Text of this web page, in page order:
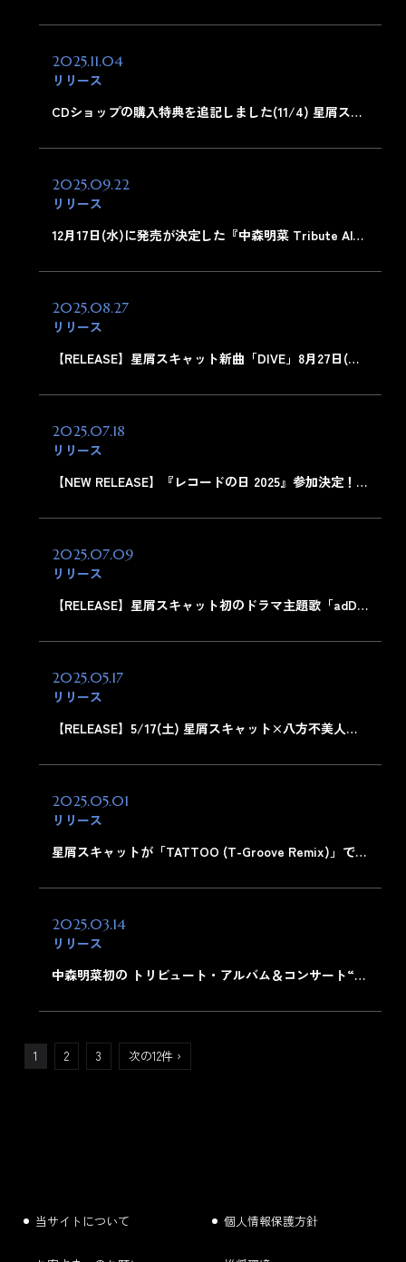
2025.11.04
リリース
CDショップの購入特典を追記しました(11/4) 星屑ス…
2025.09.22
リリース
12月17日(水)に発売が決定した『中森明菜 Tribute Al…
2025.08.27
リリース
【RELEASE】星屑スキャット新曲「DIVE」8月27日(…
2025.07.18
リリース
【NEW RELEASE】『レコードの日 2025』参加決定！…
2025.07.09
リリース
【RELEASE】星屑スキャット初のドラマ主題歌「adD…
2025.05.17
リリース
【RELEASE】5/17(土) 星屑スキャット×八方不美人…
2025.05.01
リリース
星屑スキャットが「TATTOO (T-Groove Remix)」で…
2025.03.14
リリース
中森明菜初の トリビュート・アルバム＆コンサート“…
1 2 3 次の12件 ›
当サイトについて 個人情報保護方針